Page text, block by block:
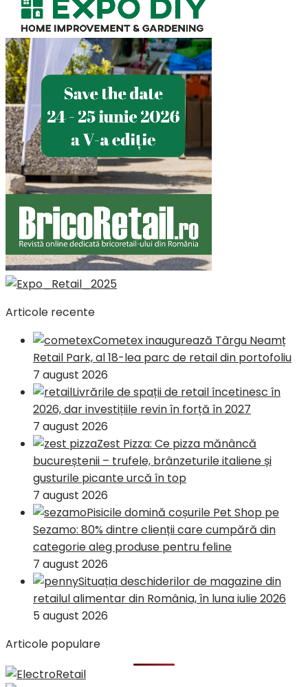
Articole recente
Cometex inaugurează Târgu Neamț
Retail Park, al 18-lea parc de retail din portofoliu
7 august 2026
Livrările de spații de retail încetinesc în
2026, dar investițiile revin în forță în 2027
7 august 2026
Zest Pizza: Ce pizza mănâncă
bucureștenii – trufele, brânzeturile italiene și
gusturile picante urcă în top
7 august 2026
Pisicile domină coșurile Pet Shop pe
Sezamo: 80% dintre clienții care cumpără din
categorie aleg produse pentru feline
7 august 2026
Situația deschiderilor de magazine din
retailul alimentar din România, în luna iulie 2026
5 august 2026
Articole populare